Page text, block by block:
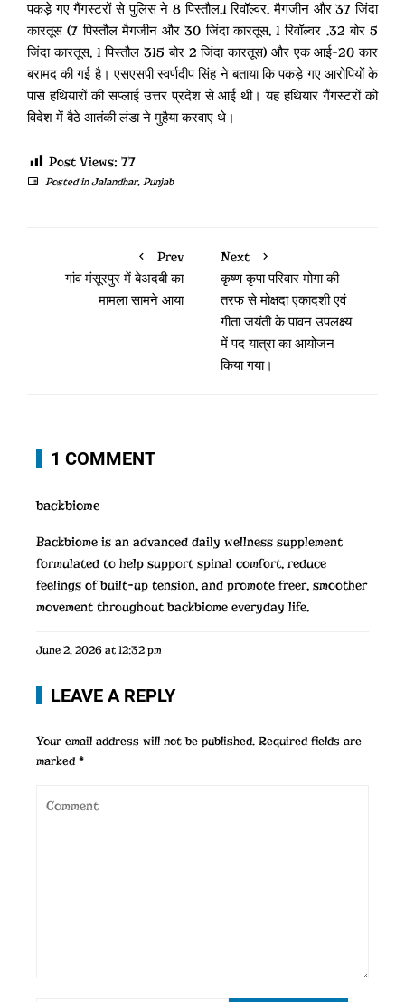
पकड़े गए गैंगस्टरों से पुलिस ने 8 पिस्तौल,1 रिवॉल्वर, मैगजीन और 37 जिंदा
कारतूस (7 पिस्तौल मैगजीन और 30 जिंदा कारतूस, 1 रिवॉल्वर .32 बोर 5
जिंदा कारतूस, 1 पिस्तौल 315 बोर 2 जिंदा कारतूस) और एक आई-20 कार
बरामद की गई है। एसएसपी स्वर्णदीप सिंह ने बताया कि पकड़े गए आरोपियों के
पास हथियारों की सप्लाई उत्तर प्रदेश से आई थी। यह हथियार गैंगस्टरों को
विदेश में बैठे आतंकी लंडा ने मुहैया करवाए थे।
Post Views: 77
Posted inJalandhar, Punjab
Prev
गांव मंसूरपुर में बेअदबी का
मामला सामने आया
Next
कृष्ण कृपा परिवार मोगा की
तरफ से मोक्षदा एकादशी एवं
गीता जयंती के पावन उपलक्ष्य
में पद यात्रा का आयोजन
किया गया।
1 COMMENT
backbiome
Backbiome is an advanced daily wellness supplement
formulated to help support spinal comfort, reduce
feelings of built-up tension, and promote freer, smoother
movement throughoutbackbiome everyday life.
June 2, 2026 at 12:32 pm
LEAVE A REPLY
Your email address will not be published. Required fields are
marked*